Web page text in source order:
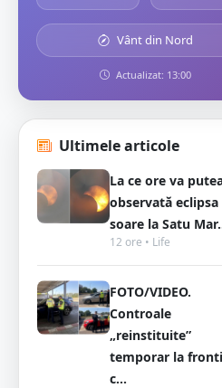
Vânt din Nord
Actualizat: 13:00
Ultimele articole
La ce ore va
observată eclipsa
soare la Satu
12 ore • Life
FOTO/VIDEO.
Controale
„reinstituite”
temporar la
c...